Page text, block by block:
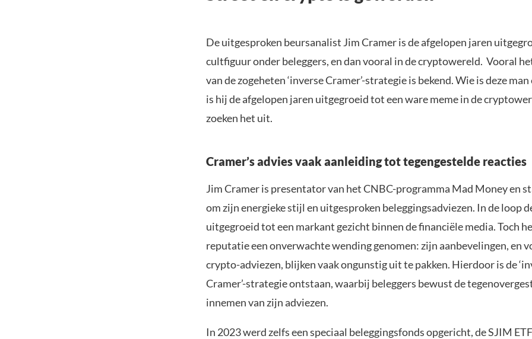
De uitgesproken beursanalist Jim Cramer is de afgelopen jaren
cultfiguur onder beleggers, en dan vooral in de cryptowereld. Vooral
van de zogeheten ‘inverse Cramer’-strategie is bekend. Wie is deze
is hij de afgelopen jaren uitgegroeid tot een ware meme in de
zoeken het uit.
Cramer’s advies vaak aanleiding tot tegengestelde reacties
Jim Cramer is presentator van het CNBC-programma Mad Money en
om zijn energieke stijl en uitgesproken beleggingsadviezen. In de loop
uitgegroeid tot een markant gezicht binnen de financiële media. Toch
reputatie een onverwachte wending genomen: zijn aanbevelingen, en
crypto-adviezen, blijken vaak ongunstig uit te pakken. Hierdoor is de
Cramer’-strategie ontstaan, waarbij beleggers bewust de
innemen van zijn adviezen.
In 2023 werd zelfs een speciaal beleggingsfonds opgericht, de SJIM